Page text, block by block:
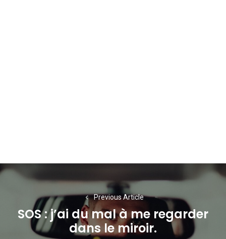
Navigation
l’article
Previous Article
Previous
post:
SOS : j’ai du mal à me regarder
dans le miroir.